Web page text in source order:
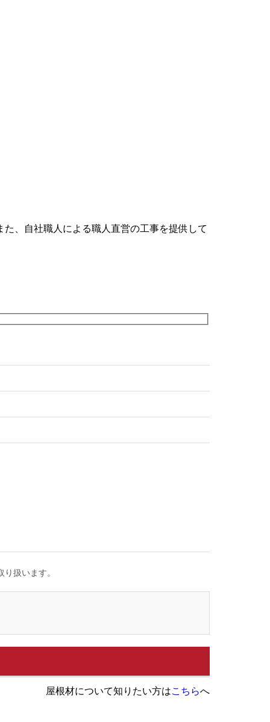
、自社職人による職人直営の工事を提供して
扱います。
屋根材について知りたい方はこちらへ